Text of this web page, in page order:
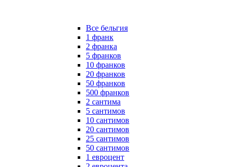
Все бельгия
1 франк
2 франка
5 франков
10 франков
20 франков
50 франков
500 франков
2 сантима
5 сантимов
10 сантимов
20 сантимов
25 сантимов
50 сантимов
1 евроцент